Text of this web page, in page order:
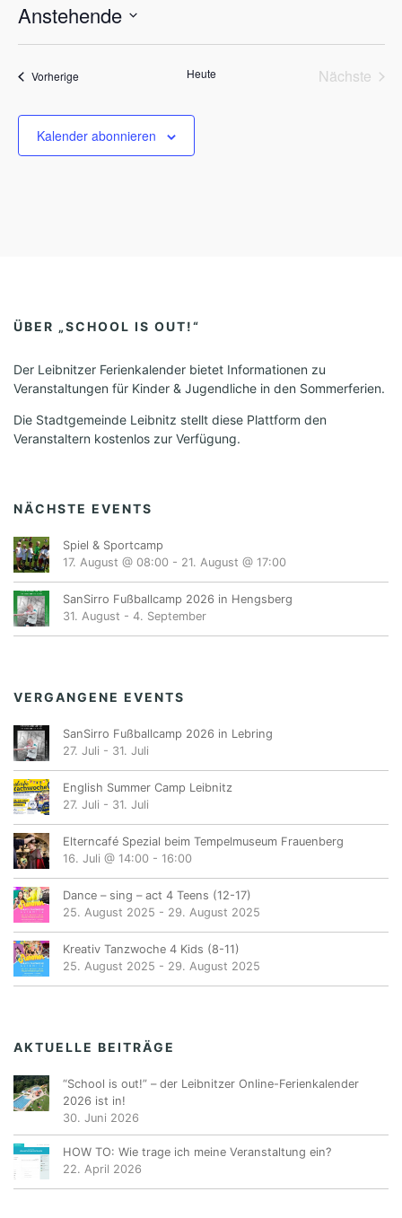
w
e
i
Anstehende
t
m
ä
VorherigeVeranstaltungen Heute
Nächste
Kalender abonnieren
ÜBER „SCHOOL IS OUT!“
Der Leibnitzer Ferienkalender bietet Informationen zu
Veranstaltungen für Kinder & Jugendliche in den Sommerferien.
Die Stadtgemeinde Leibnitz stellt diese Plattform den
Veranstaltern kostenlos zur Verfügung.
NÄCHSTE EVENTS
Spiel & Sportcamp
17. August @ 08:00 - 21. August @ 17:00
SanSirro Fußballcamp 2026 in Hengsberg
31. August - 4. September
VERGANGENE EVENTS
SanSirro Fußballcamp 2026 in Lebring
27. Juli - 31. Juli
English Summer Camp Leibnitz
27. Juli - 31. Juli
Elterncafé Spezial beim Tempelmuseum Frauenberg
16. Juli @ 14:00 - 16:00
Dance – sing – act 4 Teens (12-17)
25. August 2025 - 29. August 2025
Kreativ Tanzwoche 4 Kids (8-11)
25. August 2025 - 29. August 2025
AKTUELLE BEITRÄGE
“School is out!” – der Leibnitzer Online-Ferienkalender
2026 ist in!
30. Juni 2026
HOW TO: Wie trage ich meine Veranstaltung ein?
22. April 2026